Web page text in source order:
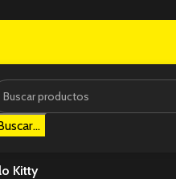
Kitty